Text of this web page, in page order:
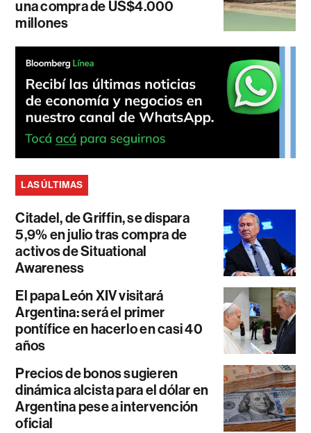
una compra de US$4.000
millones
LAS ÚLTIMAS
Citadel, de Griffin, se dispara
5,9% en julio tras compra de
activos de Situational
Awareness
El papa León XIV visitará
Argentina: será el primer
pontífice en hacerlo en casi 40
años
Precios de bonos sugieren
dinámica alcista para el dólar en
Argentina pese a intervención
oficial